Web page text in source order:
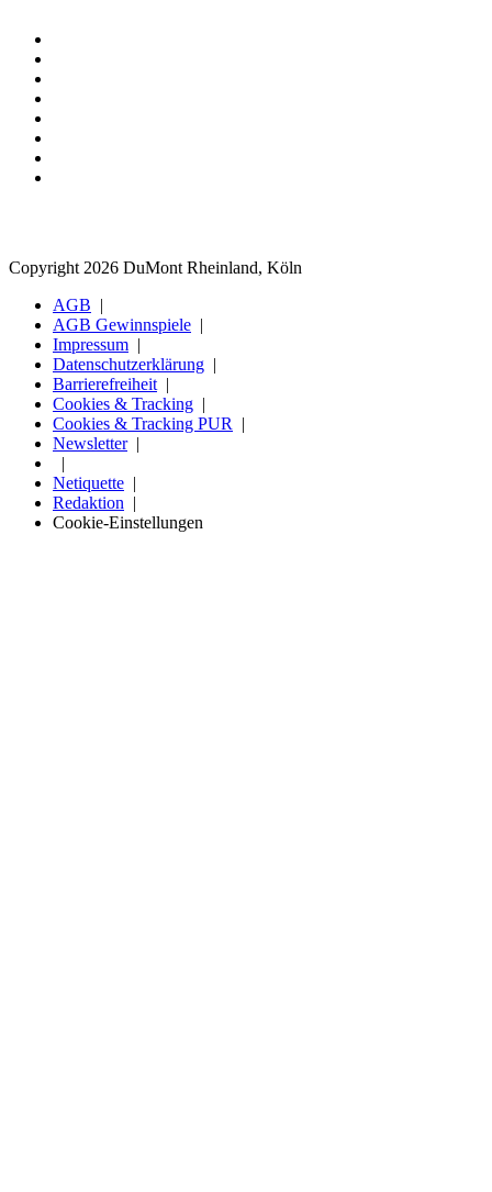
Copyright 2026 DuMont Rheinland, Köln
AGB
AGB Gewinnspiele
Impressum
Datenschutzerklärung
Barrierefreiheit
Cookies & Tracking
Cookies & Tracking PUR
Newsletter
Netiquette
Redaktion
Cookie-Einstellungen